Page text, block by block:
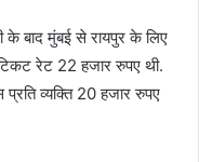
के बाद मुंबई से रायपुर के लिए
रेट 22 हजार रुपए थी.
प्रति व्यक्ति 20 हजार रुपए